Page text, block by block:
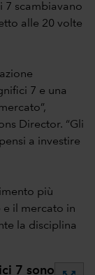
7 scambiavano
alle 20 volte
7 e una
Director. “Gli
a investire
più
il mercato in
la disciplina
7 sono